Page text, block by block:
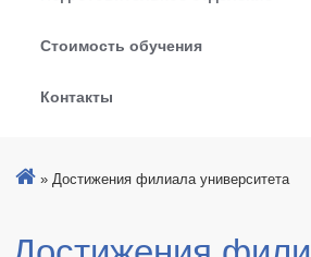
Стоимость обучения
Контакты
» Достижения филиала университета